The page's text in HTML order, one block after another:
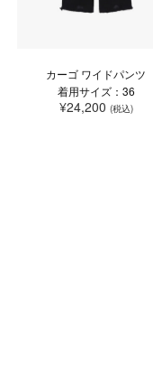
カーゴ ワイドパンツ
着用サイズ：36
¥24,200 (税込)